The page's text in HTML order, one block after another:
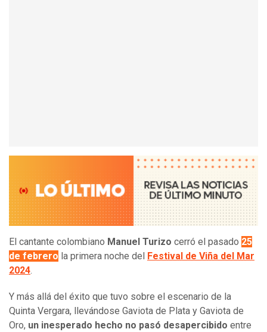
El cantante colombiano Manuel Turizo cerró el pasado 25
de febrero la primera noche del
Festival de Viña del Mar
2024.
Y más allá del éxito que tuvo sobre el escenario de la
Quinta Vergara, llevándose Gaviota de Plata y Gaviota de
Oro, un inesperado hecho no pasó desapercibido entre